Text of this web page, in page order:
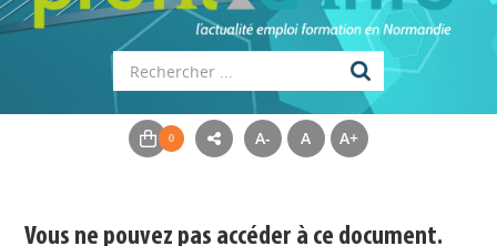
A- A A+
Vous ne pouvez pas accéder à ce document.
Appels à projets
Déposer une actu !